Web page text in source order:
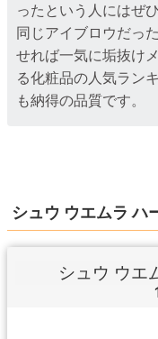
ったという人にはぜ
同じアイブロウだっ
せれば一気に垢抜け
る化粧品の人気ラン
も納得の品質です。
シュウ ウエムラ ハ
シュウ ウエ